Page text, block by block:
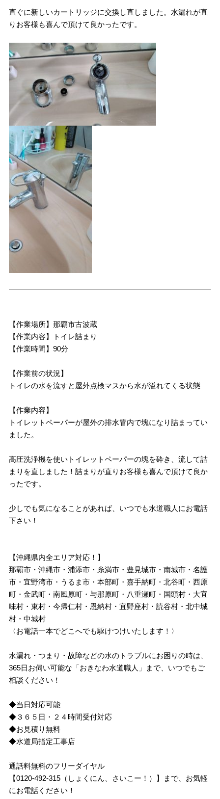
直ぐに新しいカートリッジに交換し直しました。水漏れが直
りお客様も喜んで頂けて良かったです。
【作業場所】那覇市古波蔵
【作業内容】トイレ詰まり
【作業時間】90分
【作業前の状況】
トイレの水を流すと屋外点検マスから水が溢れてくる状態
【作業内容】
トイレットペーパーが屋外の排水管内で塊になり詰まってい
ました。
高圧洗浄機を使いトイレットペーパーの塊を砕き、流して詰
まりを直しました！詰まりが直りお客様も喜んで頂けて良か
ったです。
少しでも気になることがあれば、いつでも水道職人にお電話
下さい！
【沖縄県内全エリア対応！】
那覇市・沖縄市・浦添市・糸満市・豊見城市・南城市・名護
市・宜野湾市・うるま市・本部町・嘉手納町・北谷町・西原
町・金武町・南風原町・与那原町・八重瀬町・国頭村・大宜
味村・東村・今帰仁村・恩納村・宜野座村・読谷村・北中城
村・中城村
〈お電話一本でどこへでも駆けつけいたします！〉
水漏れ・つまり・故障などの水のトラブルにお困りの時は、
365日お伺い可能な「おきなわ水道職人」まで、いつでもご
相談ください！
◆当日対応可能
◆３６５日・２４時間受付対応
◆お見積り無料
◆水道局指定工事店
通話料無料のフリーダイヤル
【0120-492-315（しょくにん、さいこー！）】まで、お気軽
にお電話ください！